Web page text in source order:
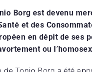
Borg est devenu
et des
en dépit de ses
ou